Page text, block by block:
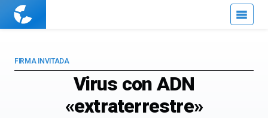
Cuaderno
Virus con ADN
«extraterrestre»
FIRMA INVITADA